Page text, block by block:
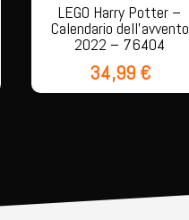
LEGO Harry Potter –
Calendario dell’avvento
2022 – 76404
34,99 €